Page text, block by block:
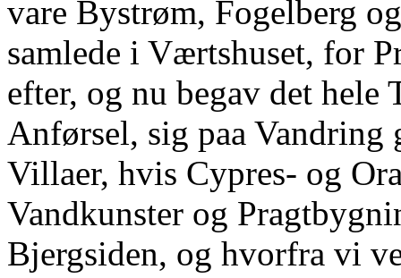
vare Bystrøm, Fogelberg
samlede i Værtshuset, for
efter, og nu begav det hele
Anførsel, sig paa Vandring
Villaer, hvis Cypres- og
Vandkunster og
Bjergsiden, og hvorfra vi